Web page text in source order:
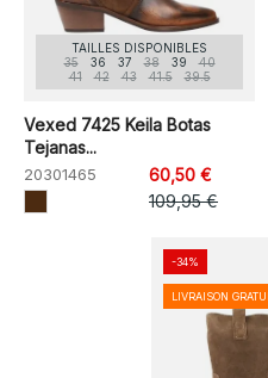
TAILLES DISPONIBLES
35
36 37 38 39
40
41
42 43 41.5 39.5
Vexed 7425 Keila Botas
Tejanas...
20301465
60,50 €
109,95 €
-34%
LIVRAISON